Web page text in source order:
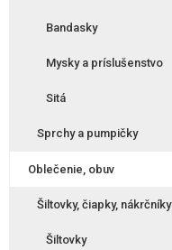
Bandasky
Mysky a príslušenstvo
Sitá
Sprchy a pumpičky
Oblečenie, obuv
Šiltovky, čiapky, nákrčníky
Šiltovky